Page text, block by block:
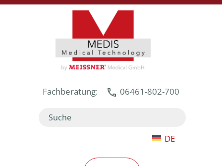
Weiter zum Inhalt
Fachberatung: 06461-802-700
DE